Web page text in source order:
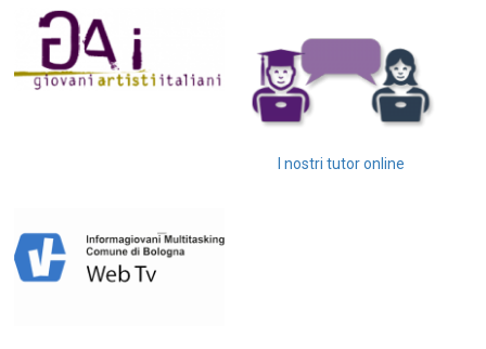
I nostri tutor online